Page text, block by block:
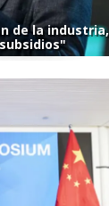
de la industria,